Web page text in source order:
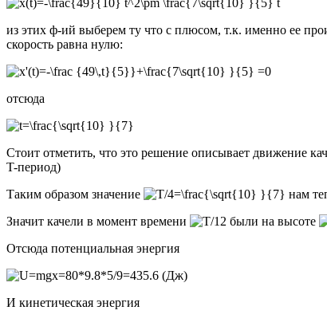
из этих ф-ий выберем ту что с плюсом, т.к. именно ее
скорость равна нулю:
отсюда
Стоит отметить, что это решение описывает движение
T-период)
Таким образом значение
нам
Значит качели в момент времени
были на высоте
Отсюда потенциальная энергия
(Дж)
И кинетическая энергия